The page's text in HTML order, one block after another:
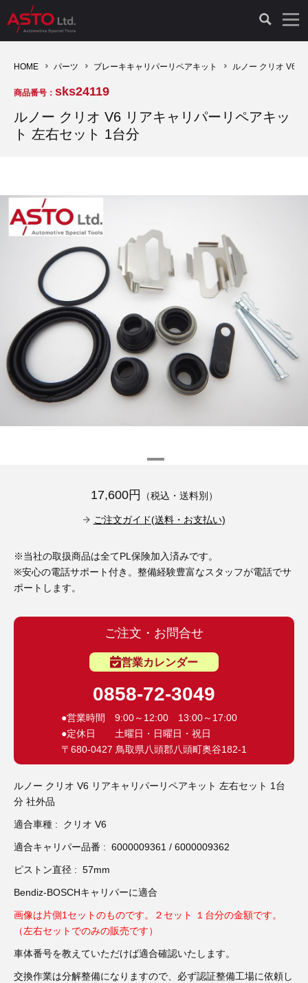
診断機（16）
キープログラマー（4）
ADAS（7）
オプション品（17）
TPMS（4）
その他（9）
診断テスター（10）
キープログラマー（20）
スモークテスター（4）
安定化電源ユニット（8）
バッテリーテスター（4）
古い車両用診断テスター（10）
バイク用診断テスター（7）
その他（20）
HCB TOOLS（45）
AST TOOLS（51）
LASER（39）
ドイツ車（211）
イタリア/フランス車（27）
イギリス車（23）
アメリカ車（15）
スウェーデン車（20）
ホイールロック取り外しツール（6）
3D プリンターペン（8）
オシロスコープ（2）
オシロ関連商品（9）
その他（8）
ドイツ車（427）
イタリア/フランス車（145）
アメリカ車（60）
スウェーデン車（45）
日本車（40）
ロシア（8）
ブレーキキャリパーリペアキット（368）
ライト関連（6）
その他（12）
現品修理（77）
リビルト品（58）
コントロールユニット初期化（3）
イモビライザーOFF（1）
その他（6）
オシロスコープ（10）
アクセサリー（13）
HOME パーツ ブレーキキャリパーリペアキット ルノー クリオ V6
商品番号： sks24119
ルノー クリオ V6 リアキャリパーリペアキッ
ト 左右セット 1台分
17,600円 （税込・送料別）
ご注文ガイド(送料・お支払い)
※当社の取扱商品は全てPL保険加入済みです。
※安心の電話サポート付き。整備経験豊富なスタッフが電話でサ
ポートします。
ご注文・お問合せ
営業カレンダー
0858-72-3049
●営業時間 9:00～12:00 13:00～17:00
●定休日 土曜日・日曜日・祝日
〒680-0427 鳥取県八頭郡八頭町奥谷182-1
ルノー クリオ V6 リアキャリパーリペアキット 左右セット 1台
分 社外品
適合車種 : クリオ V6
適合キャリパー品番 : 6000009361 / 6000009362
ピストン直径 : 57mm
Bendiz-BOSCHキャリパーに適合
画像は片側1セットのものです。２セット １台分の金額です。
（左右セットでのみの販売です）
車体番号を教えていただけば適合確認いたします。
交換作業は分解整備になりますので、必ず認証整備工場に依頼し